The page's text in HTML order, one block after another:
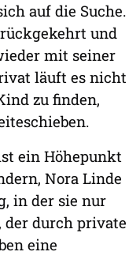
auf die Suche.
und
mit seiner
läuft es nicht
zu finden,
ein Höhepunkt
Nora Linde
in der sie nur
der durch private
eine